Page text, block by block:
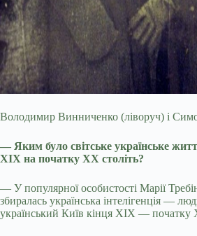
Володимир Винниченко (ліворуч) і
— Яким було світське українське
ХІХ на початку ХХ століть?
— У популярної особистості Марії
збиралась українська інтелігенція —
український Київ кінця ХІХ — початку